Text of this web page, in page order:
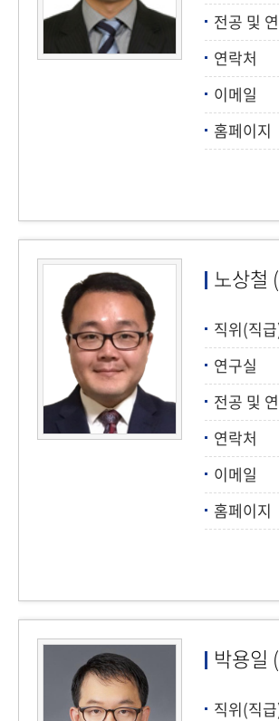
전공 및
연락처
이메일
홈페이지
노상철
직위(직
연구실
전공 및
연락처
이메일
홈페이지
박용일
직위(직